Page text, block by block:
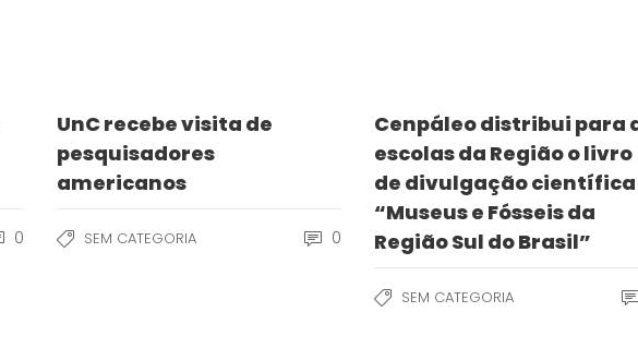
0
UnC recebe visita de
pesquisadores
americanos
SEM CATEGORIA 0
Cenpáleo distribui para
escolas da Região o livro
de divulgação científica
“Museus e Fósseis da
Região Sul do Brasil”
SEM CATEGORIA